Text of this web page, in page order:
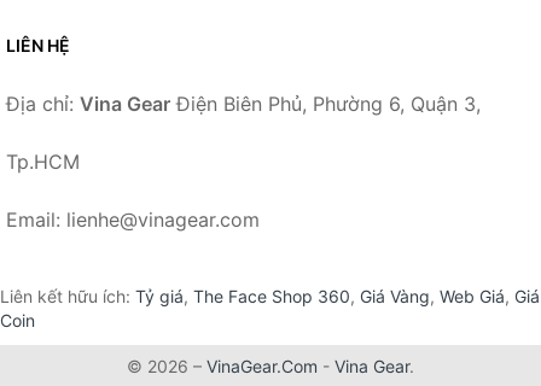
LIÊN HỆ
Địa chỉ: Vina Gear Điện Biên Phủ, Phường 6, Quận 3,
Tp.HCM
Email: lienhe@vinagear.com
Liên kết hữu ích: Tỷ giá, The Face Shop 360, Giá Vàng, Web Giá, Giá
Coin
© 2026 – VinaGear.Com - Vina Gear.